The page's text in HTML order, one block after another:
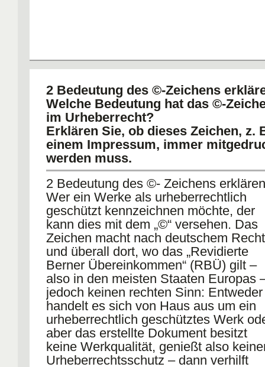
2 Bedeutung des ©-Zeichens
Welche Bedeutung hat das ©-
im Urheberrecht?
Erklären Sie, ob dieses Zeichen, z.
einem Impressum, immer
werden muss.
2 Bedeutung des ©- Zeichens erklären
Wer ein Werke als urheberrechtlich
geschützt kennzeichnen möchte, der
kann dies mit dem „©“ versehen. Das
Zeichen macht nach deutschem Recht
und überall dort, wo das „Revidierte
Berner Übereinkommen“ (RBÜ) gilt –
also in den meisten Staaten Europas
jedoch keinen rechten Sinn: Entweder
handelt es sich von Haus aus um ein
urheberrechtlich geschütztes Werk
aber das erstellte Dokument besitzt
keine Werkqualität, genießt also
Urheberrechtsschutz – dann verhilft